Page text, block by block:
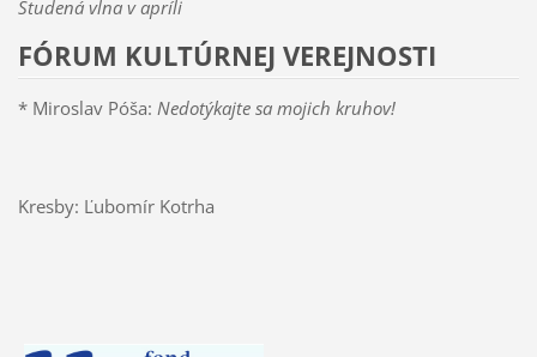
Studená vlna v apríli
FÓRUM KULTÚRNEJ VEREJNOSTI
* Miroslav Póša: Nedotýkajte sa mojich kruhov!
Kresby: Ľubomír Kotrha